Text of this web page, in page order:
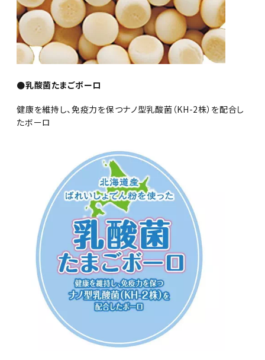
●乳酸菌たまごボーロ
健康を維持し、免疫力を保つナノ型乳酸菌（KH-2株）を配合し
たボーロ